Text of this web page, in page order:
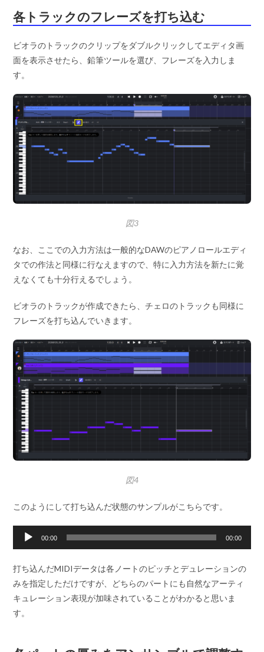
各トラックのフレーズを打ち込む
ビオラのトラックのクリップをダブルクリックしてエディタ画
面を表示させたら、鉛筆ツールを選び、フレーズを入力しま
す。
図3
なお、ここでの入力方法は一般的なDAWのピアノロールエディ
タでの作法と同様に行なえますので、特に入力方法を新たに覚
えなくても十分行えるでしょう。
ビオラのトラックが作成できたら、チェロのトラックも同様に
フレーズを打ち込んでいきます。
図4
このようにして打ち込んだ状態のサンプルがこちらです。
声
ー
00:00 00:00
打ち込んだMIDIデータは各ノートのピッチとデュレーションの
みを指定しただけですが、どちらのパートにも自然なアーティ
キュレーション表現が加味されていることがわかると思いま
す。